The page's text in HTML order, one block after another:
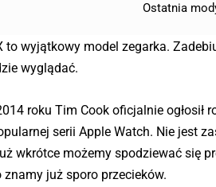
Ostatnia
to wyjątkowy model zegarka.
wyglądać.
roku Tim Cook oficjalnie ogłosił
serii Apple Watch. Nie jest
wkrótce możemy spodziewać się
znamy już sporo przecieków.